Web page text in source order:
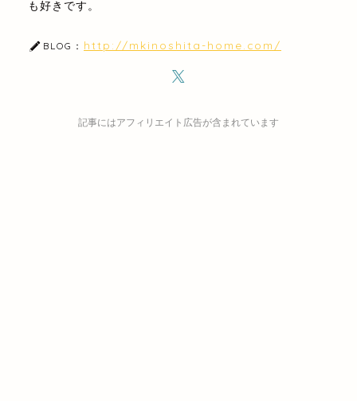
も好きです。
BLOG： http://mkinoshita-home.com/
記事にはアフィリエイト広告が含まれています